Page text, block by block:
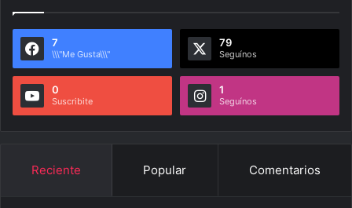
7
\\\"Me Gusta\\\"
79
Seguínos
0
Suscribite
1
Seguínos
Reciente Popular Comentarios